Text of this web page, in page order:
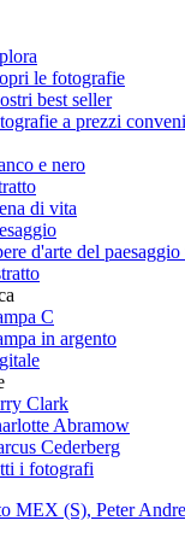
le fotografie
best seller
a prezzi
e nero
di vita
d'arte del
C
in argento
Clark
Abramow
Cederberg
i fotografi